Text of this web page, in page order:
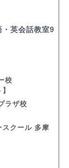
英会話教室9
校
ラザ校
スクール 多摩